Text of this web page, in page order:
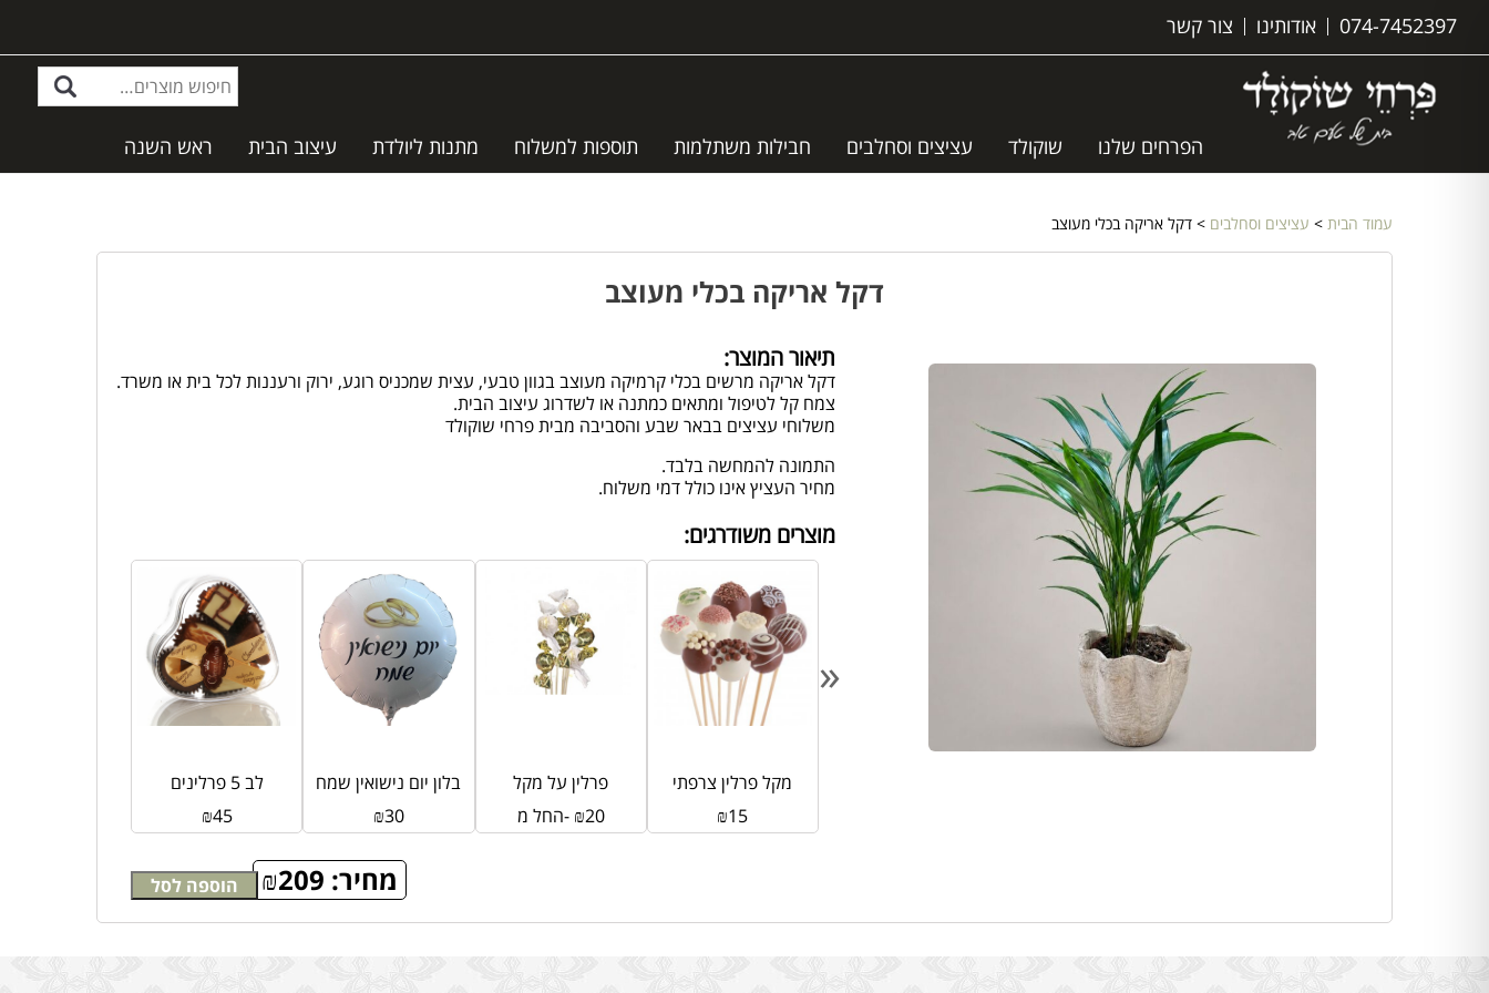
074-7452397 אודותינו צור קשר
הפרחים שלנו שוקולד עציצים וסחלבים חבילות משתלמות תוספות למשלוח מתנות ליולדת עיצוב הבית ראש השנה
עמוד הבית > עציצים וסחלבים > דקל אריקה בכלי מעוצב
דקל אריקה בכלי מעוצב
תיאור המוצר:
דקל אריקה מרשים בכלי קרמיקה מעוצב בגוון טבעי, עצית שמכניס רוגע, ירוק ורעננות לכל בית או משרד.
צמח קל לטיפול ומתאים כמתנה או לשדרוג עיצוב הבית.
משלוחי עציצים בבאר שבע והסביבה מבית פרחי שוקולד
התמונה להמחשה בלבד.
מחיר העציץ אינו כולל דמי משלוח.
מחיר: ₪209 הוספה לסל
מוצרים משודרגים:
לב 5 פרלינים
₪45
בלון יום נישואין שמח
₪30
פרלין על מקל
החל מ- ₪20
מקל פרלין צרפתי
₪15
«